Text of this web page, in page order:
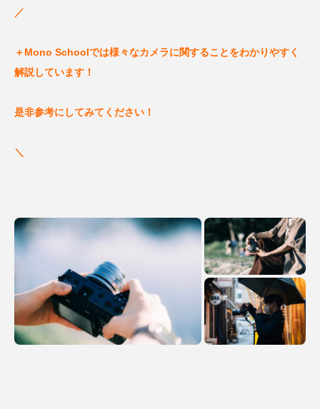
／
＋Mono Schoolでは様々なカメラに関することをわかりやすく
解説しています！
是非参考にしてみてください！
＼